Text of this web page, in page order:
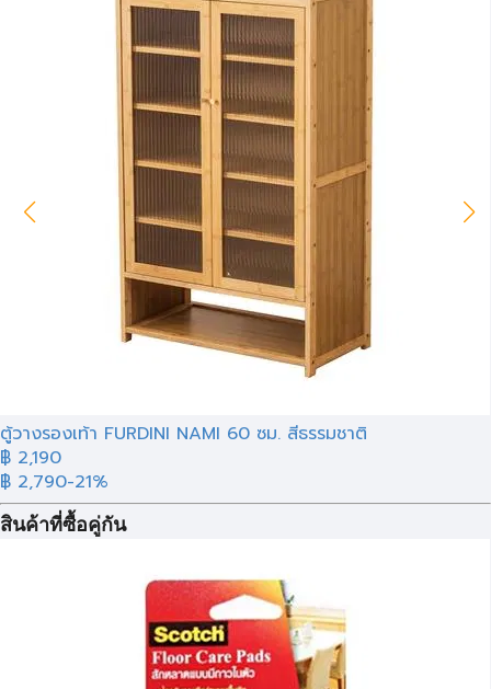
ตู้วางรองเท้า FURDINI NAMI 60 ซม. สีธรรมชาติ
฿ 2,190
฿ 2,790-21%
สินค้าที่ซื้อคู่กัน